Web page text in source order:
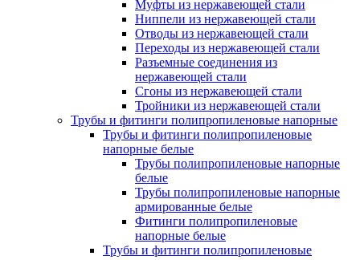
Муфты из нержавеющей стали
Ниппели из нержавеющей стали
Отводы из нержавеющей стали
Переходы из нержавеющей стали
Разъемные соединения из
нержавеющей стали
Сгоны из нержавеющей стали
Тройники из нержавеющей стали
Трубы и фитинги полипропиленовые напорные
Трубы и фитинги полипропиленовые
напорные белые
Трубы полипропиленовые напорные
белые
Трубы полипропиленовые напорные
армированные белые
Фитинги полипропиленовые
напорные белые
Трубы и фитинги полипропиленовые